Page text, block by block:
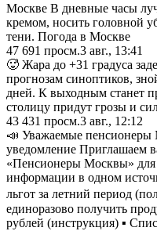
Москве В дневные часы
кремом, носить головной
тени. Погода в Москве
47 691 просм.3 авг., 13:41
🥵 Жара до +31 градуса
прогнозам синоптиков,
дней. К выходным станет
столицу придут грозы и
43 431 просм.3 авг., 12:12
📣 Уважаемые
уведомление Приглашаем
«Пенсионеры Москвы» для
информации в одном
льгот за летний период
единоразово получить
рублей (инструкция) ▪️